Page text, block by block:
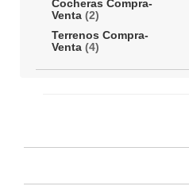
Cocheras Compra-
Venta (2)
Terrenos Compra-
Venta (4)